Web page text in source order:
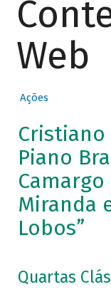
Web
Ações
Cristiano
Piano
Miranda
Lobos”
Quartas